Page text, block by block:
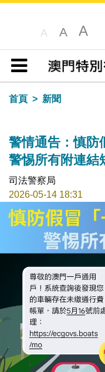
A A A
目錄
首頁
新聞
警情通告：慎防
警惕所有附連結
司法警察局
2026-05-14 18:31